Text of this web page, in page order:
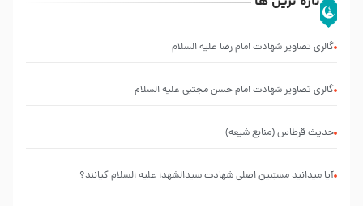
گالری تصاویر شهادت امام رضا علیه السلام
گالری تصاویر شهادت امام حسن مجتبی علیه السلام
حدیث قرطاس (منابع شیعه)
آیا میدانید مسبّبین اصلی شهادت سیدالشهدا علیه ‌السلام کیانند؟